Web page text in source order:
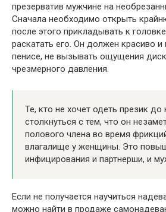
презерватив мужчине на
Сначала необходимо открыть
после этого прикладывать к
раскатать его. Он должен красиво и
пенисе, не вызывать ощущения
чрезмерного давления.
Те, кто не хочет одеть презик до
столкнуться с тем, что он
полового члена во время
влагалище у женщины. Это
инфицирования и партнерши, и
Если не получается научиться
можно найти в продаже